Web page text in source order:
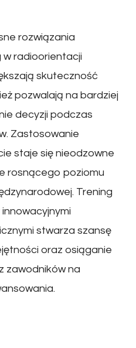
rozwiązania
radioorientacji
skuteczność
pozwalają na bardziej
decyzji podczas
Zastosowanie
staje się nieodzowne
rosnącego poziomu
Trening
stwarza szansę
oraz osiąganie
zawodników na